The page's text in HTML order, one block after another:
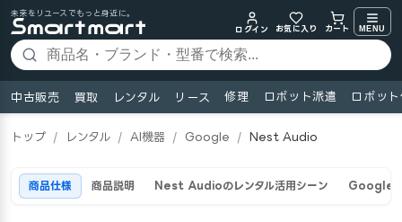
未来をリユースでもっと身近に。
ログイン
お気に入り カート MENU
中古販売 買取 レンタル リース 修理 ロボット派遣 ロボッ
トップ / レンタル / AI機器 / Google / Nest Audio
商品仕様 商品説明 Nest Audioのレンタル活用シーン Google